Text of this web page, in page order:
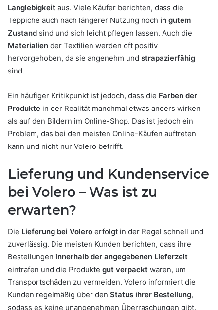
Langlebigkeit aus. Viele Käufer berichten, dass die
Teppiche auch nach längerer Nutzung noch in gutem
Zustand sind und sich leicht pflegen lassen. Auch die
Materialien der Textilien werden oft positiv
hervorgehoben, da sie angenehm und strapazierfähig
sind.
Ein häufiger Kritikpunkt ist jedoch, dass die Farben der
Produkte in der Realität manchmal etwas anders wirken
als auf den Bildern im Online-Shop. Das ist jedoch ein
Problem, das bei den meisten Online-Käufen auftreten
kann und nicht nur Volero betrifft.
Lieferung und Kundenservice
bei Volero – Was ist zu
erwarten?
Die Lieferung bei Volero erfolgt in der Regel schnell und
zuverlässig. Die meisten Kunden berichten, dass ihre
Bestellungen innerhalb der angegebenen Lieferzeit
eintrafen und die Produkte gut verpackt waren, um
Transportschäden zu vermeiden. Volero informiert die
Kunden regelmäßig über den Status ihrer Bestellung,
sodass es keine unangenehmen Überraschungen gibt.